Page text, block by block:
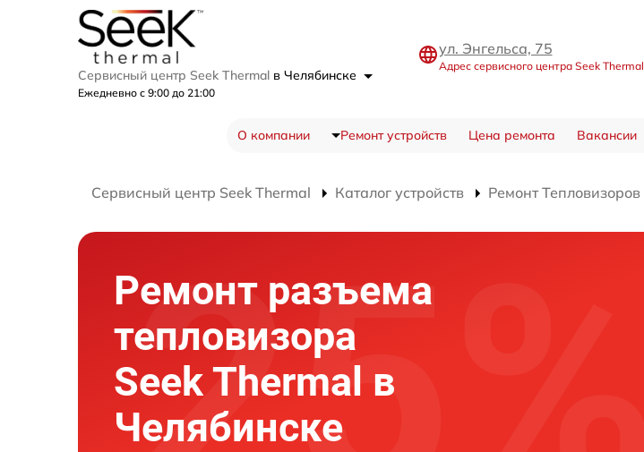
Сервисный центр Seek Thermal в Челябинске
Ежедневно с 9:00 до 21:00
ул. Энгельса, 75
Адрес сервисного центра Seek Thermal
О компании Ремонт устройств Цена ремонта Вакансии
Сервисный центр Seek Thermal Каталог устройств Ремонт Тепловизоров
Ремонт разъема
тепловизора
Seek Thermal в
Челябинске